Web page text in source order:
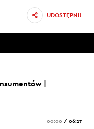
UDOSTĘPNIJ
|
00:00 / 06:17